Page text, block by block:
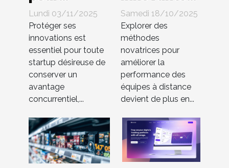
protéger les
innovations
en startup
sans brevet
Lundi 03/11/2025
Protéger ses
innovations est
essentiel pour toute
startup désireuse de
conserver un
avantage
concurrentiel,...
pour
booster
l'efficacité
des équipes
à distance
Samedi 18/10/2025
Explorer des
méthodes
novatrices pour
améliorer la
performance des
équipes à distance
devient de plus en...